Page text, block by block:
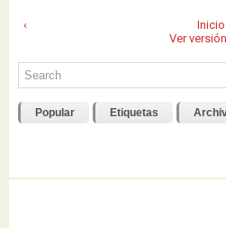
‹
Inicio
Ver
Popular Etiquetas